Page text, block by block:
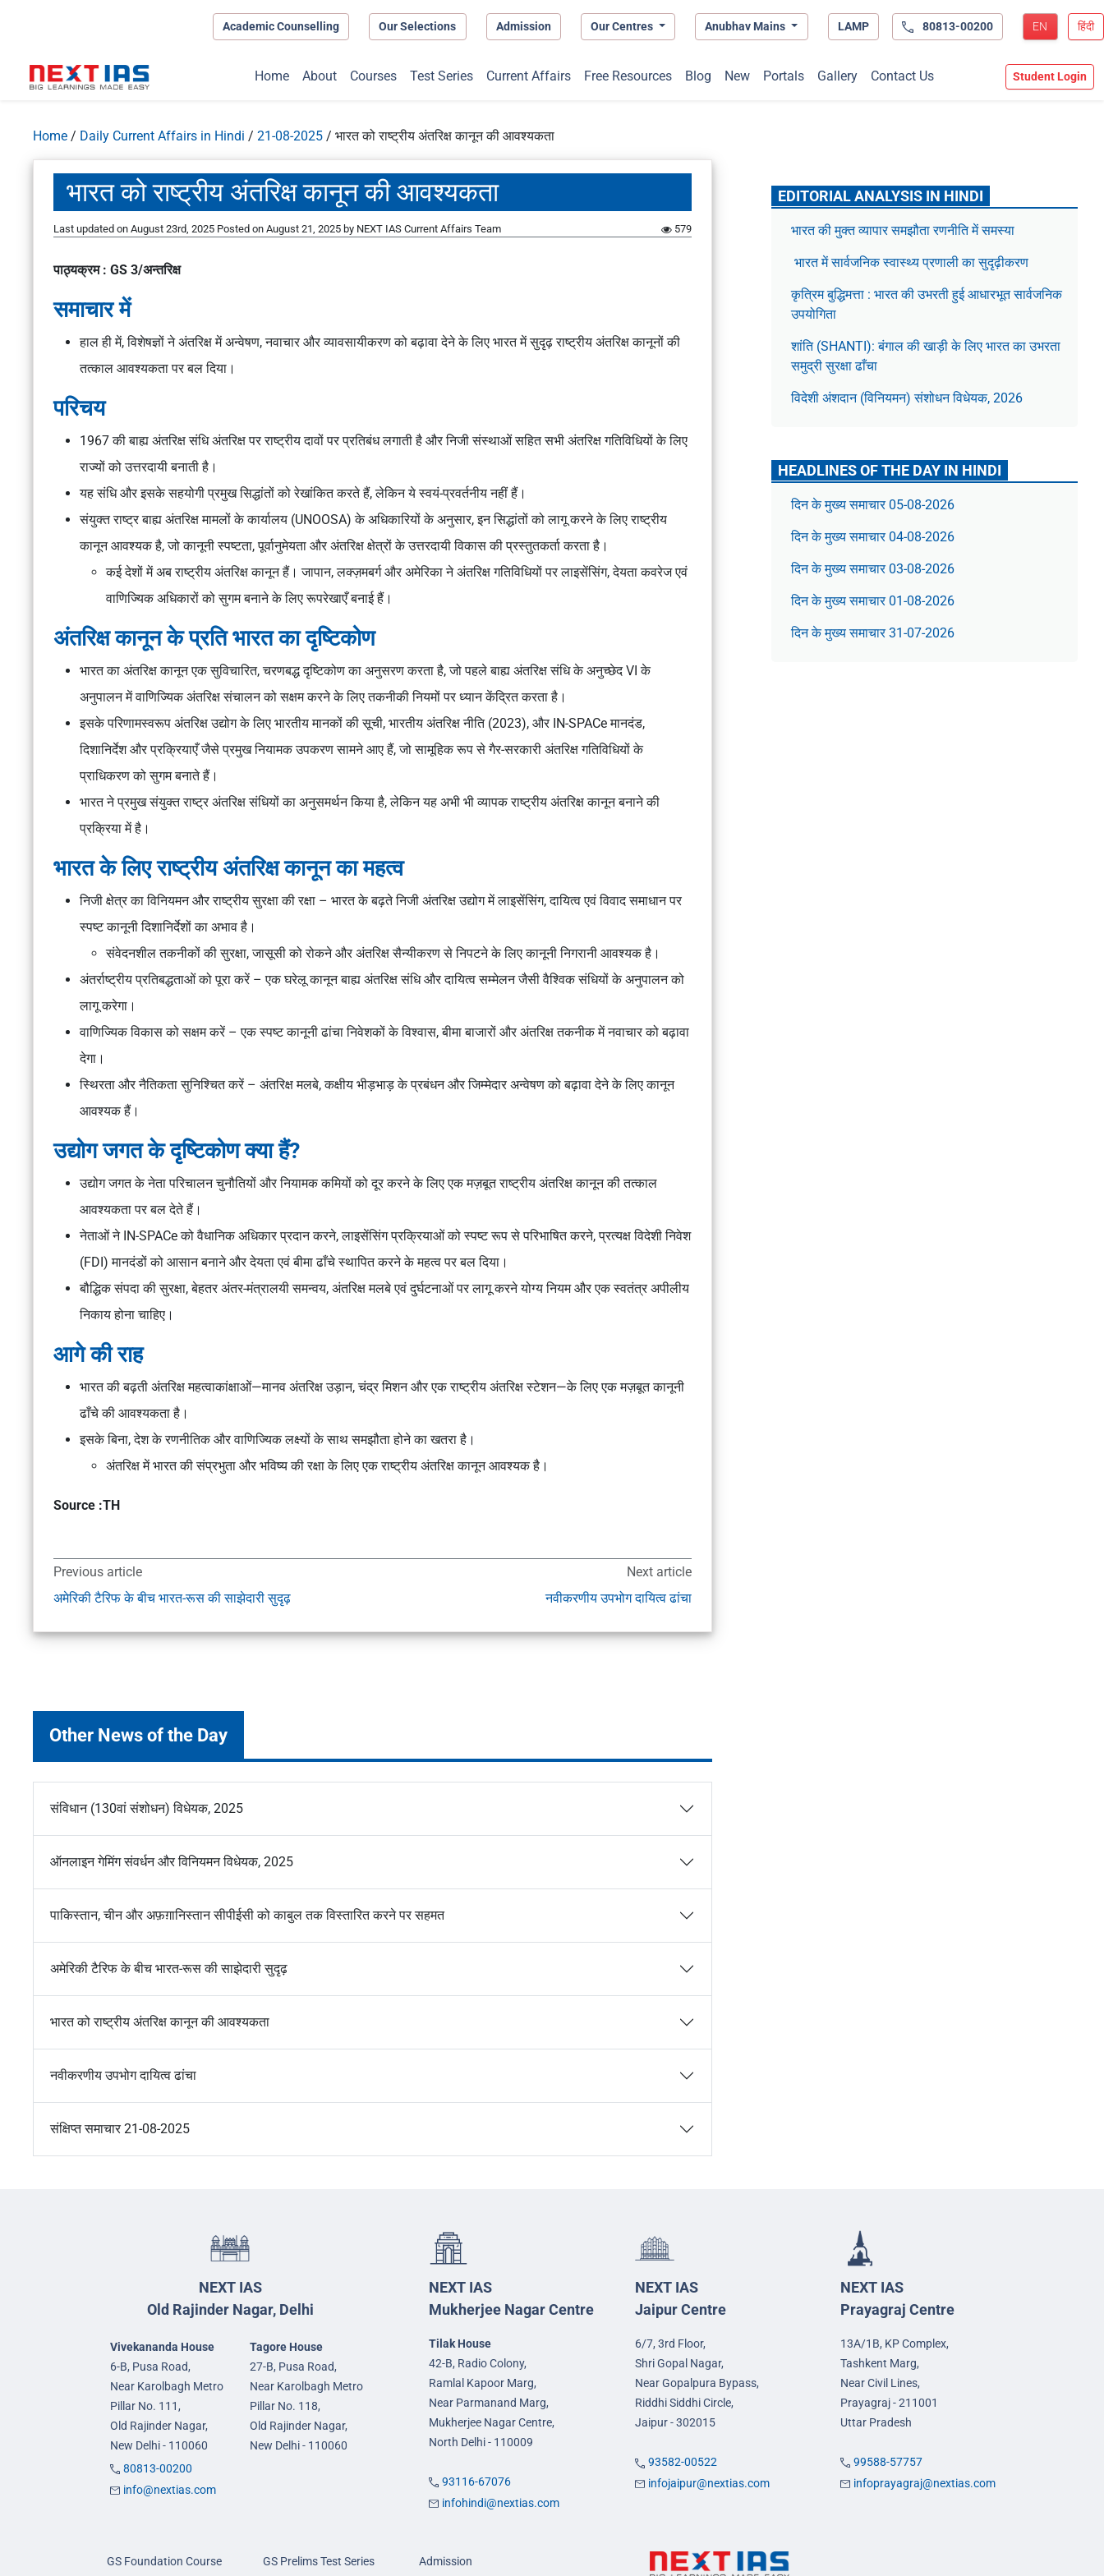
Academic Counselling Our Selections Admission Our Centres Anubhav Mains LAMP 80813-00200 EN हिंदी
Home About Courses Test Series Current Affairs Free Resources Blog New Portals Gallery Contact Us Student Login
Home / Daily Current Affairs in Hindi / 21-08-2025 / भारत को राष्ट्रीय अंतरिक्ष कानून की आवश्यकता
भारत को राष्ट्रीय अंतरिक्ष कानून की आवश्यकता
Last updated on August 23rd, 2025 Posted on August 21, 2025 by NEXT IAS Current Affairs Team 579
पाठ्यक्रम : GS 3/अन्तरिक्ष
समाचार में
हाल ही में, विशेषज्ञों ने अंतरिक्ष में अन्वेषण, नवाचार और व्यावसायीकरण को बढ़ावा देने के लिए भारत में सुदृढ़ राष्ट्रीय अंतरिक्ष कानूनों की
तत्काल आवश्यकता पर बल दिया।
परिचय
1967 की बाह्य अंतरिक्ष संधि अंतरिक्ष पर राष्ट्रीय दावों पर प्रतिबंध लगाती है और निजी संस्थाओं सहित सभी अंतरिक्ष गतिविधियों के लिए
राज्यों को उत्तरदायी बनाती है।
यह संधि और इसके सहयोगी प्रमुख सिद्धांतों को रेखांकित करते हैं, लेकिन ये स्वयं-प्रवर्तनीय नहीं हैं।
संयुक्त राष्ट्र बाह्य अंतरिक्ष मामलों के कार्यालय (UNOOSA) के अधिकारियों के अनुसार, इन सिद्धांतों को लागू करने के लिए राष्ट्रीय
कानून आवश्यक है, जो कानूनी स्पष्टता, पूर्वानुमेयता और अंतरिक्ष क्षेत्रों के उत्तरदायी विकास की प्रस्तुतकर्ता करता है।
कई देशों में अब राष्ट्रीय अंतरिक्ष कानून हैं। जापान, लक्ज़मबर्ग और अमेरिका ने अंतरिक्ष गतिविधियों पर लाइसेंसिंग, देयता कवरेज एवं
वाणिज्यिक अधिकारों को सुगम बनाने के लिए रूपरेखाएँ बनाई हैं।
अंतरिक्ष कानून के प्रति भारत का दृष्टिकोण
भारत का अंतरिक्ष कानून एक सुविचारित, चरणबद्ध दृष्टिकोण का अनुसरण करता है, जो पहले बाह्य अंतरिक्ष संधि के अनुच्छेद VI के
अनुपालन में वाणिज्यिक अंतरिक्ष संचालन को सक्षम करने के लिए तकनीकी नियमों पर ध्यान केंद्रित करता है।
इसके परिणामस्वरूप अंतरिक्ष उद्योग के लिए भारतीय मानकों की सूची, भारतीय अंतरिक्ष नीति (2023), और IN-SPACe मानदंड,
दिशानिर्देश और प्रक्रियाएँ जैसे प्रमुख नियामक उपकरण सामने आए हैं, जो सामूहिक रूप से गैर-सरकारी अंतरिक्ष गतिविधियों के
प्राधिकरण को सुगम बनाते हैं।
भारत ने प्रमुख संयुक्त राष्ट्र अंतरिक्ष संधियों का अनुसमर्थन किया है, लेकिन यह अभी भी व्यापक राष्ट्रीय अंतरिक्ष कानून बनाने की
प्रक्रिया में है।
भारत के लिए राष्ट्रीय अंतरिक्ष कानून का महत्व
निजी क्षेत्र का विनियमन और राष्ट्रीय सुरक्षा की रक्षा – भारत के बढ़ते निजी अंतरिक्ष उद्योग में लाइसेंसिंग, दायित्व एवं विवाद समाधान पर
स्पष्ट कानूनी दिशानिर्देशों का अभाव है।
संवेदनशील तकनीकों की सुरक्षा, जासूसी को रोकने और अंतरिक्ष सैन्यीकरण से निपटने के लिए कानूनी निगरानी आवश्यक है।
अंतर्राष्ट्रीय प्रतिबद्धताओं को पूरा करें – एक घरेलू कानून बाह्य अंतरिक्ष संधि और दायित्व सम्मेलन जैसी वैश्विक संधियों के अनुपालन को
लागू करेगा।
वाणिज्यिक विकास को सक्षम करें – एक स्पष्ट कानूनी ढांचा निवेशकों के विश्वास, बीमा बाजारों और अंतरिक्ष तकनीक में नवाचार को बढ़ावा
देगा।
स्थिरता और नैतिकता सुनिश्चित करें – अंतरिक्ष मलबे, कक्षीय भीड़भाड़ के प्रबंधन और जिम्मेदार अन्वेषण को बढ़ावा देने के लिए कानून
आवश्यक हैं।
उद्योग जगत के दृष्टिकोण क्या हैं?
उद्योग जगत के नेता परिचालन चुनौतियों और नियामक कमियों को दूर करने के लिए एक मज़बूत राष्ट्रीय अंतरिक्ष कानून की तत्काल
आवश्यकता पर बल देते हैं।
नेताओं ने IN-SPACe को वैधानिक अधिकार प्रदान करने, लाइसेंसिंग प्रक्रियाओं को स्पष्ट रूप से परिभाषित करने, प्रत्यक्ष विदेशी निवेश
(FDI) मानदंडों को आसान बनाने और देयता एवं बीमा ढाँचे स्थापित करने के महत्व पर बल दिया।
बौद्धिक संपदा की सुरक्षा, बेहतर अंतर-मंत्रालयी समन्वय, अंतरिक्ष मलबे एवं दुर्घटनाओं पर लागू करने योग्य नियम और एक स्वतंत्र अपीलीय
निकाय होना चाहिए।
आगे की राह
भारत की बढ़ती अंतरिक्ष महत्वाकांक्षाओं—मानव अंतरिक्ष उड़ान, चंद्र मिशन और एक राष्ट्रीय अंतरिक्ष स्टेशन—के लिए एक मज़बूत कानूनी
ढाँचे की आवश्यकता है।
इसके बिना, देश के रणनीतिक और वाणिज्यिक लक्ष्यों के साथ समझौता होने का खतरा है।
अंतरिक्ष में भारत की संप्रभुता और भविष्य की रक्षा के लिए एक राष्ट्रीय अंतरिक्ष कानून आवश्यक है।
Source :TH
Previous article
अमेरिकी टैरिफ के बीच भारत-रूस की साझेदारी सुदृढ़
Next article
नवीकरणीय उपभोग दायित्व ढांचा
Other News of the Day
संविधान (130वां संशोधन) विधेयक, 2025
ऑनलाइन गेमिंग संवर्धन और विनियमन विधेयक, 2025
पाकिस्तान, चीन और अफ़ग़ानिस्तान सीपीईसी को काबुल तक विस्तारित करने पर सहमत
अमेरिकी टैरिफ के बीच भारत-रूस की साझेदारी सुदृढ़
भारत को राष्ट्रीय अंतरिक्ष कानून की आवश्यकता
नवीकरणीय उपभोग दायित्व ढांचा
संक्षिप्त समाचार 21-08-2025
EDITORIAL ANALYSIS IN HINDI
भारत की मुक्त व्यापार समझौता रणनीति में समस्या
भारत में सार्वजनिक स्वास्थ्य प्रणाली का सुदृढ़ीकरण
कृत्रिम बुद्धिमत्ता : भारत की उभरती हुई आधारभूत सार्वजनिक
उपयोगिता
शांति (SHANTI): बंगाल की खाड़ी के लिए भारत का उभरता
समुद्री सुरक्षा ढाँचा
विदेशी अंशदान (विनियमन) संशोधन विधेयक, 2026
HEADLINES OF THE DAY IN HINDI
दिन के मुख्य समाचार 05-08-2026
दिन के मुख्य समाचार 04-08-2026
दिन के मुख्य समाचार 03-08-2026
दिन के मुख्य समाचार 01-08-2026
दिन के मुख्य समाचार 31-07-2026
NEXT IAS
Old Rajinder Nagar, Delhi
Vivekananda House
6-B, Pusa Road,
Near Karolbagh Metro
Pillar No. 111,
Old Rajinder Nagar,
New Delhi - 110060
Tagore House
27-B, Pusa Road,
Near Karolbagh Metro
Pillar No. 118,
Old Rajinder Nagar,
New Delhi - 110060
80813-00200
info@nextias.com
NEXT IAS
Mukherjee Nagar Centre
Tilak House
42-B, Radio Colony,
Ramlal Kapoor Marg,
Near Parmanand Marg,
Mukherjee Nagar Centre,
North Delhi - 110009
93116-67076
infohindi@nextias.com
NEXT IAS
Jaipur Centre
6/7, 3rd Floor,
Shri Gopal Nagar,
Near Gopalpura Bypass,
Riddhi Siddhi Circle,
Jaipur - 302015
93582-00522
infojaipur@nextias.com
NEXT IAS
Prayagraj Centre
13A/1B, KP Complex,
Tashkent Marg,
Near Civil Lines,
Prayagraj - 211001
Uttar Pradesh
99588-57757
infoprayagraj@nextias.com
GS Foundation Course GS Prelims Test Series Admission